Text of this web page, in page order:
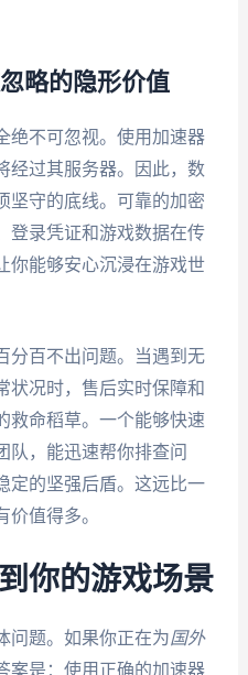
略的隐形价值
绝不可忽视。使用加速器
经过其服务器。因此，数
坚守的底线。可靠的加密
登录凭证和游戏数据在传
你能够安心沉浸在游戏世
分百不出问题。当遇到无
状况时，售后实时保障和
救命稻草。一个能够快速
队，能迅速帮你排查问
定的坚强后盾。这远比一
值得多。
你的游戏场景
问题。如果你正在为国外
案是：使用正确的加速器